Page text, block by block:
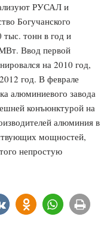
РУСАЛ и
Богучанского
тонн в год и
Ввод первой
на 2010 год,
год. В феврале
алюминиевого завода
конъюнктурой на
алюминия в
мощностей,
непростую